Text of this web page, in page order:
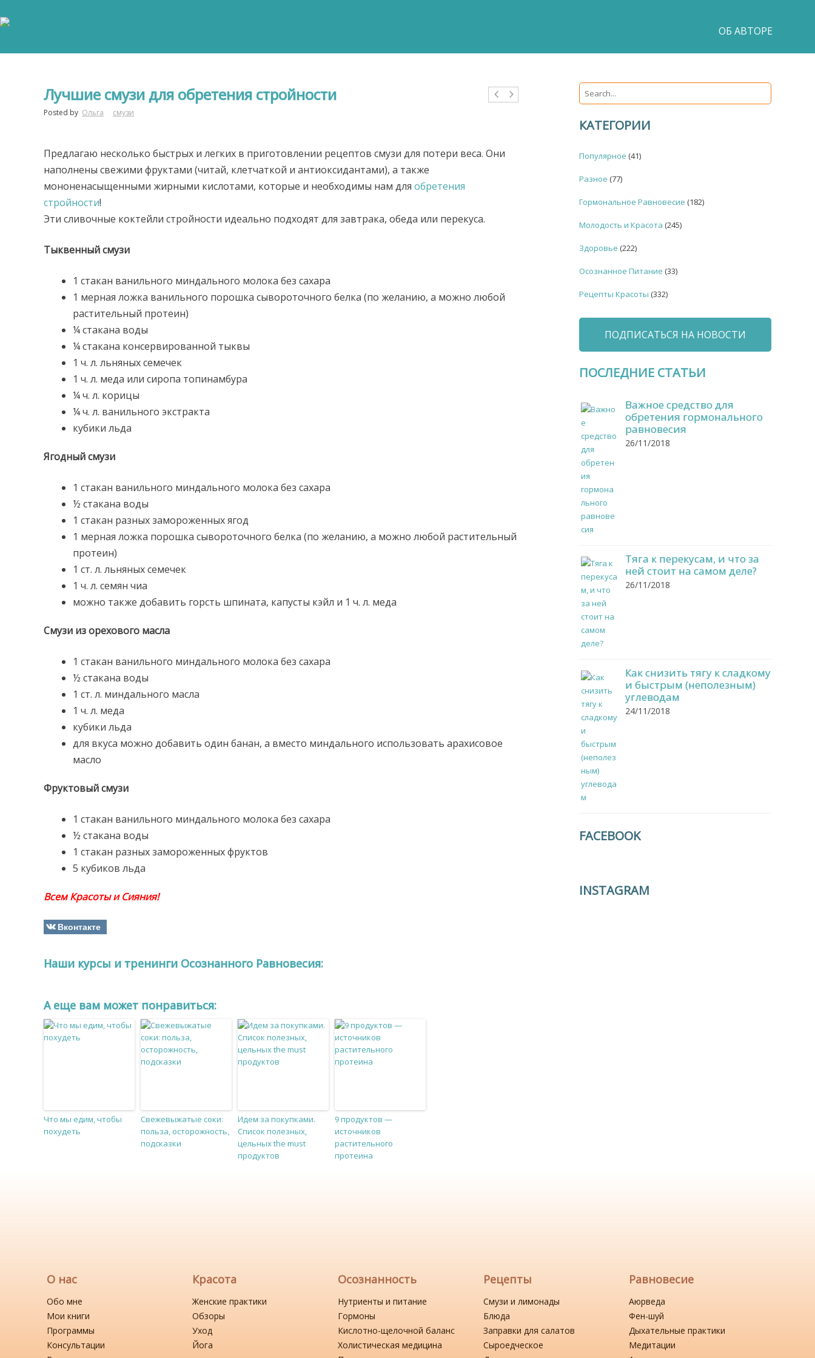
ОБ АВТОРЕ
Лучшие смузи для обретения стройности
Posted by Ольга смузи
Предлагаю несколько быстрых и легких в приготовлении рецептов смузи для потери веса. Они
наполнены свежими фруктами (читай, клетчаткой и антиоксидантами), а также
мононенасыщенными жирными кислотами, которые и необходимы нам для обретения
стройности!
Эти сливочные коктейли стройности идеально подходят для завтрака, обеда или перекуса.
Тыквенный смузи
1 стакан ванильного миндального молока без сахара
1 мерная ложка ванильного порошка сывороточного белка (по желанию, а можно любой
растительный протеин)
¼ стакана воды
¼ стакана консервированной тыквы
1 ч. л. льняных семечек
1 ч. л. меда или сиропа топинамбура
¼ ч. л. корицы
¼ ч. л. ванильного экстракта
кубики льда
Ягодный смузи
1 стакан ванильного миндального молока без сахара
½ стакана воды
1 стакан разных замороженных ягод
1 мерная ложка порошка сывороточного белка (по желанию, а можно любой растительный
протеин)
1 ст. л. льняных семечек
1 ч. л. семян чиа
можно также добавить горсть шпината, капусты кэйл и 1 ч. л. меда
Смузи из орехового масла
1 стакан ванильного миндального молока без сахара
½ стакана воды
1 ст. л. миндального масла
1 ч. л. меда
кубики льда
для вкуса можно добавить один банан, а вместо миндального использовать арахисовое
масло
Фруктовый смузи
1 стакан ванильного миндального молока без сахара
½ стакана воды
1 стакан разных замороженных фруктов
5 кубиков льда
Всем Красоты и Сияния!
Вконтакте
Наши курсы и тренинги Осознанного Равновесия:
A еще вам может понравиться:
Что мы едим, чтобы
похудеть
Свежевыжатые соки:
польза, осторожность,
подсказки
Идем за покупками.
Список полезных,
цельных the must
продуктов
9 продуктов —
источников
растительного
протеина
КАТЕГОРИИ
Популярное (41)
Разное (77)
Гормональное Равновесие (182)
Молодость и Красота (245)
Здоровье (222)
Осознанное Питание (33)
Рецепты Красоты (332)
ПОДПИСАТЬСЯ НА НОВОСТИ
ПОСЛЕДНИЕ СТАТЬИ
Важное средство для
обретения гормонального
равновесия
26/11/2018
Тяга к перекусам, и что за
ней стоит на самом деле?
26/11/2018
Как снизить тягу к сладкому
и быстрым (неполезным)
углеводам
24/11/2018
FACEBOOK
INSTAGRAM
О нас
Обо мне
Мои книги
Программы
Консультации
Красота
Женские практики
Обзоры
Уход
Йога
Осознанность
Нутриенты и питание
Гормоны
Кислотно-щелочной баланс
Холистическая медицина
Рецепты
Смузи и лимонады
Блюда
Заправки для салатов
Сыроедческое
Равновесие
Аюрведа
Фен-шуй
Дыхательные практики
Медитации